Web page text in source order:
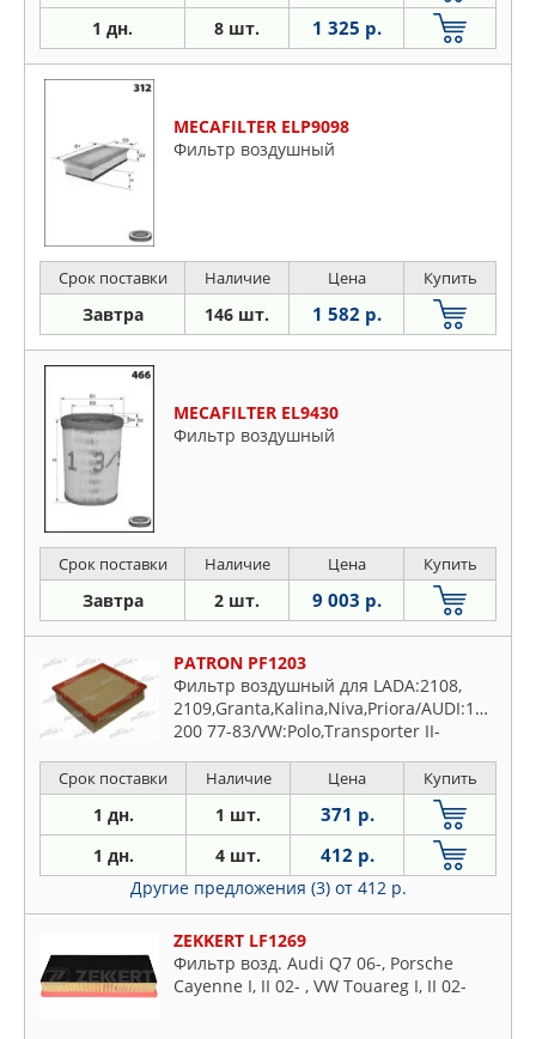
1 дн. 8 шт. 1 325 р.
MECAFILTER ELP9098
Фильтр воздушный
Срок поставки Наличие Цена Купить
Завтра 146 шт. 1 582 р.
MECAFILTER EL9430
Фильтр воздушный
Срок поставки Наличие Цена Купить
Завтра 2 шт. 9 003 р.
PATRON PF1203
Фильтр воздушный для LADA:2108,
2109,Granta,Kalina,Niva,Priora/AUDI:100,
200 77-83/VW:Polo,Transporter II-
2.4 disel
Срок поставки Наличие Цена Купить
1 дн. 1 шт. 371 р.
1 дн. 4 шт. 412 р.
Другие предложения (3) от 412 р.
ZEKKERT LF1269
Фильтр возд. Audi Q7 06-, Porsche
Cayenne I, II 02- , VW Touareg I, II 02-